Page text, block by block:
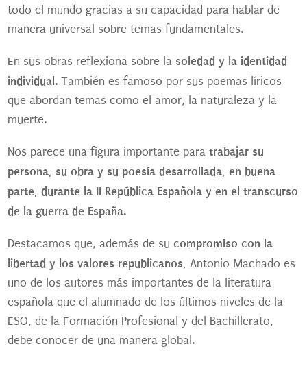
todo el mundo gracias a su capacidad para hablar de
manera universal sobre temas fundamentales.
En sus obras reflexiona sobre la soledad y la identidad
individual. También es famoso por sus poemas líricos
que abordan temas como el amor, la naturaleza y la
muerte.
Nos parece una figura importante paratrabajar su
persona, su obra y su poesía desarrollada, en buena
parte, durante la II República Española y en el transcurso
de la guerra de España.
Destacamos que, además de sucompromiso con la
libertad y los valores republicanos, Antonio Machado es
uno de los autores más importantes de la literatura
española que el alumnado de los últimos niveles de la
ESO, de la Formación Profesional y del Bachillerato,
debe conocer de una manera global.